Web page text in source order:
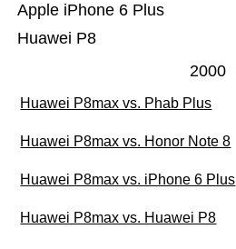
Huawei P8
Apple iPhone 6 Plus
2000
Huawei P8max vs. Phab Plus
Huawei P8max vs. Honor Note 8
Huawei P8max vs. iPhone 6 Plus
Huawei P8max vs. Huawei P8